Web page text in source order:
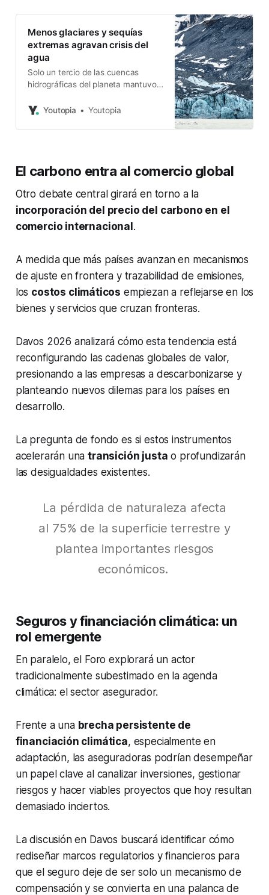
Menos glaciares y sequías
extremas agravan crisis del
agua
Solo un tercio de las cuencas
hidrográficas del planeta mantuvo
temporada lluviosa se instala en
Youtopia Youtopia
El carbono entra al comercio global
Otro debate central girará en torno a la
incorporación del precio del carbono en el
comercio internacional.
A medida que más países avanzan en mecanismos
de ajuste en frontera y trazabilidad de emisiones,
los costos climáticos empiezan a reflejarse en los
bienes y servicios que cruzan fronteras.
Davos 2026 analizará cómo esta tendencia está
reconfigurando las cadenas globales de valor,
presionando a las empresas a descarbonizarse y
planteando nuevos dilemas para los países en
desarrollo.
La pregunta de fondo es si estos instrumentos
acelerarán unatransición justa o profundizarán
las desigualdades existentes.
La pérdida de naturaleza afecta
al 75% de la superficie terrestre y
plantea importantes riesgos
económicos.
Seguros y financiación climática: un
rol emergente
En paralelo, el Foro explorará un actor
tradicionalmente subestimado en la agenda
climática: el sector asegurador.
Frente a una brecha persistente de
financiación climática, especialmente en
adaptación, las aseguradoras podrían desempeñar
un papel clave al canalizar inversiones, gestionar
riesgos y hacer viables proyectos que hoy resultan
demasiado inciertos.
La discusión en Davos buscará identificar cómo
rediseñar marcos regulatorios y financieros para
que el seguro deje de ser solo un mecanismo de
compensación y se convierta en una palanca de